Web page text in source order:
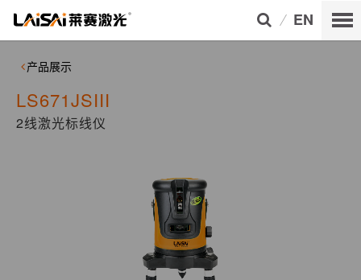
EN
产品展示
LS671JSIII
2线激光标线仪